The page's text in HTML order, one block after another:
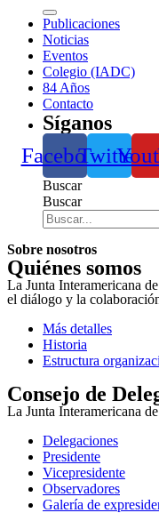
Publicaciones
Noticias
Eventos
Colegio (IADC)
84 Años
Contacto
Síganos
FacebookTwitter
Buscar
Buscar
Sobre nosotros
Quiénes somos
La Junta Interamericana
el diálogo y la
Más detalles
Historia
Estructura
Consejo de
La Junta Interamericana
Delegaciones
Presidente
Vicepresidente
Observadores
Galería de